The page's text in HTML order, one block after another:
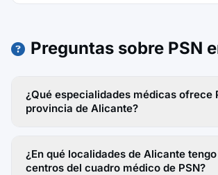
Preguntas sobre PSN
¿Qué especialidades médicas ofrece
provincia de Alicante?
¿En qué localidades de Alicante
centros del cuadro médico de PSN?